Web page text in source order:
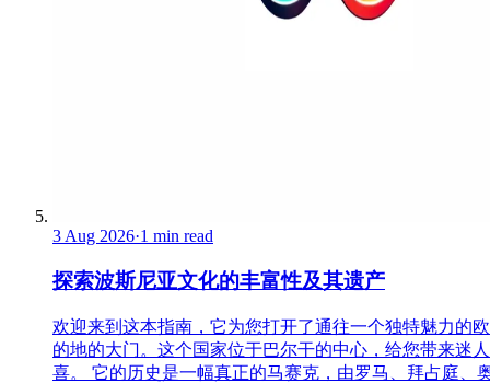
3 Aug 2026·1 min read
探索波斯尼亚文化的丰富性及其遗产
欢迎来到这本指南，它为您打开了通往一个独特魅力的
的地的大门。这个国家位于巴尔干的中心，给您带来迷
喜。 它的历史是一幅真正的马赛克，由罗马、拜占庭、